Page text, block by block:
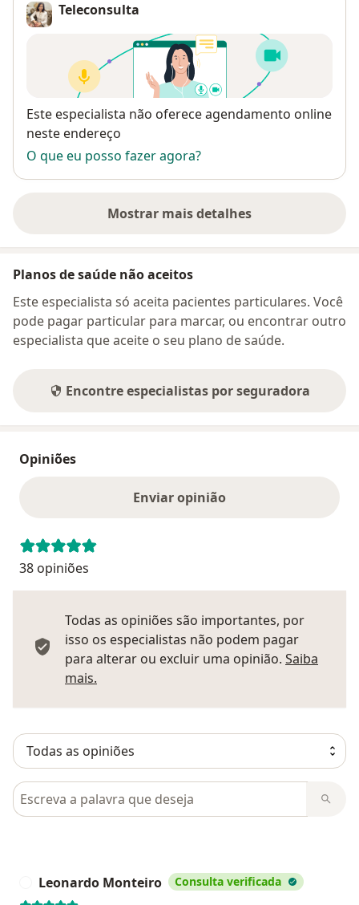
Teleconsulta
Disponibilidade
Este especialista não oferece agendamento online
neste endereço
O que eu posso fazer agora?
Mostrar mais detalhes
sobre o endereço
Planos de saúde não aceitos
Este especialista só aceita pacientes particulares. Você
pode pagar particular para marcar, ou encontrar outro
especialista que aceite o seu plano de saúde.
Encontre especialistas por seguradora
Opiniões
Enviar opinião
38 opiniões
Todas as opiniões são importantes, por
isso os especialistas não podem pagar
para alterar ou excluir uma opinião. Saiba
mais.
Pesquisar em opiniões
Leonardo Monteiro Consulta verificada